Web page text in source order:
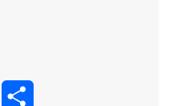
Twitter